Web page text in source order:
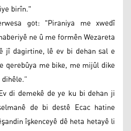
birîn."
got: "Piraniya me xwedî
ne û me formên Wezareta
jî dagirtine, lê ev bi dehan sal e
qerebûya me bike, me mijûl dike
di demekê de ye ku bi dehan ji
de bi destê Ecac hatine
îşkenceyê dê heta hetayê li